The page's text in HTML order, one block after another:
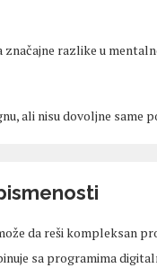
značajne razlike u
ali nisu dovoljne same
že da rešikompleksan
sa programima